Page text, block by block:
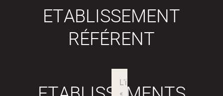
ETABLISSEMENT
RÉFÉRENT